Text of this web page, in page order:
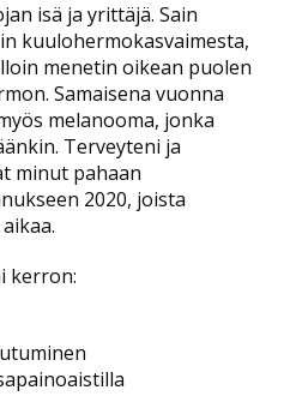
isä ja yrittäjä. Sain
kuulohermokasvaimesta,
menetin oikean puolen
Samaisena vuonna
melanooma, jonka
Terveyteni ja
minut pahaan
2020, joista
kerron: